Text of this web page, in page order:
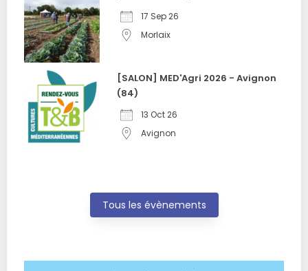
17 Sep 26
Morlaix
[SALON] MED'Agri 2026 - Avignon
(84)
13 Oct 26
Avignon
Tous les évènements